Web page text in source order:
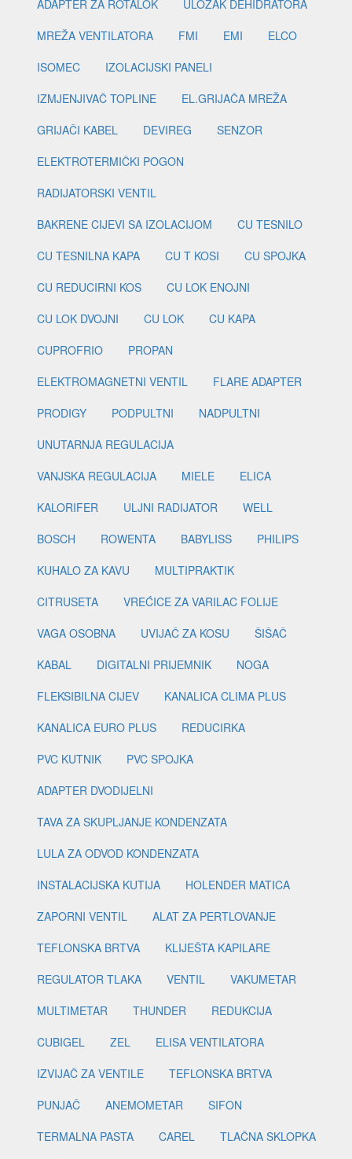
ADAPTER ZA ROTALOK
ULOŽAK DEHIDRATORA
MREŽA VENTILATORA
FMI EMI
ELCO
ISOMEC
IZOLACIJSKI PANELI
IZMJENJIVAČ TOPLINE
EL.GRIJAČA MREŽA
GRIJAČI KABEL
DEVIREG
SENZOR
ELEKTROTERMIČKI POGON
RADIJATORSKI VENTIL
BAKRENE CIJEVI SA IZOLACIJOM
CU TESNILO
CU TESNILNA KAPA
CU T KOSI
CU SPOJKA
CU REDUCIRNI KOS
CU LOK ENOJNI
CU LOK DVOJNI
CU LOK
CU KAPA
CUPROFRIO
PROPAN
ELEKTROMAGNETNI VENTIL
FLARE ADAPTER
PRODIGY
PODPULTNI
NADPULTNI
UNUTARNJA REGULACIJA
VANJSKA REGULACIJA
MIELE
ELICA
KALORIFER
ULJNI RADIJATOR
WELL
BOSCH
ROWENTA BABYLISS
PHILIPS
KUHALO ZA KAVU
MULTIPRAKTIK
CITRUSETA
VREĆICE ZA VARILAC FOLIJE
VAGA OSOBNA
UVIJAČ ZA KOSU
ŠIŠAČ
KABAL
DIGITALNI PRIJEMNIK
NOGA
FLEKSIBILNA CIJEV
KANALICA CLIMA PLUS
KANALICA EURO PLUS
REDUCIRKA
PVC KUTNIK
PVC SPOJKA
ADAPTER DVODIJELNI
TAVA ZA SKUPLJANJE KONDENZATA
LULA ZA ODVOD KONDENZATA
INSTALACIJSKA KUTIJA
HOLENDER MATICA
ZAPORNI VENTIL
ALAT ZA PERTLOVANJE
TEFLONSKA BRTVA
KLIJEŠTA KAPILARE
REGULATOR TLAKA
VENTIL
VAKUMETAR
MULTIMETAR
THUNDER
REDUKCIJA
CUBIGEL
ZEL
ELISA VENTILATORA
IZVIJAČ ZA VENTILE
TEFLONSKA BRTVA
PUNJAČ
ANEMOMETAR
SIFON
TERMALNA PASTA
CAREL
TLAČNA SKLOPKA